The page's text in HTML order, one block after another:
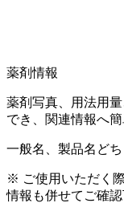
薬剤情報
薬剤写真、用法用
でき、関連情報へ
一般名、製品名どち
※ ご使用いただく
情報も併せてご確認